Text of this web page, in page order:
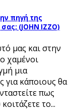
πηγή της
(JOHN IZZO)
μας και στην
χαμένοι
μια
για κάποιους θα
πως
το...